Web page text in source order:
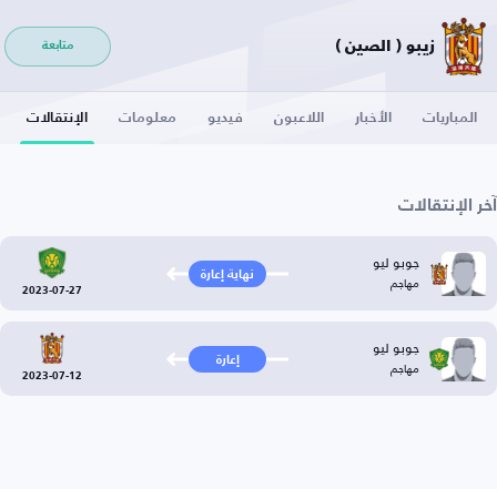
زيبو ( الصين ) متابعة
المباريات الأخبار اللاعبون فيديو معلومات الإنتقالات
آخر الإنتقالات
جوبو ليو
مهاجم نهاية إعارة
2023-07-27
جوبو ليو
مهاجم إعارة
2023-07-12